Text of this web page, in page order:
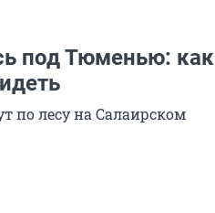
под Тюменью: как
по лесу на Салаирском